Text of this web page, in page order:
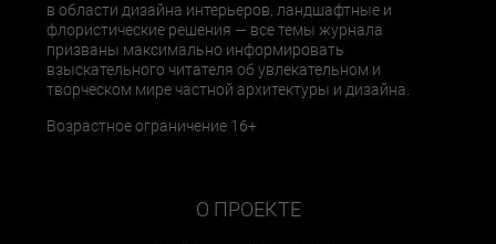
в области дизайна интерьеров, ландшафтные и
флористические решения — все темы журнала
призваны максимально информировать
взыскательного читателя об увлекательном и
творческом мире частной архитектуры и дизайна.
Возрастное ограничение 16+
О ПРОЕКТЕ